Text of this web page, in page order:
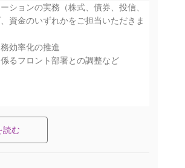
ションの実務（株式、債券、投信、
資金のいずれかをご担当いただきま
効率化の推進
係るフロント部署との調整など
読む